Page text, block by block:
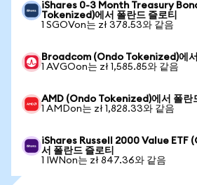
iShares 0-3 Month Treasury
Tokenized)에서 폴란드 즐로티
1 SGOVon는 zł 378.53와 같음
Broadcom (Ondo Tokenized)에서
1 AVGOon는 zł 1,585.85와 같음
AMD (Ondo Tokenized)에서 폴란
1 AMDon는 zł 1,828.33와 같음
iShares Russell 2000 Value ETF
서 폴란드 즐로티
1 IWNon는 zł 847.36와 같음